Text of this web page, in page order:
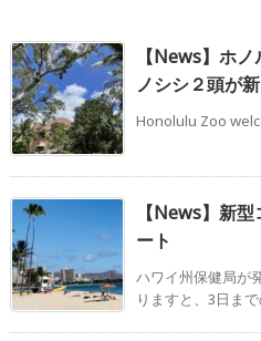
【News】ホ
ノシシ２頭が
Honolulu Zoo
【News】新
ート
ハワイ州保健局が
りますと、3日ま